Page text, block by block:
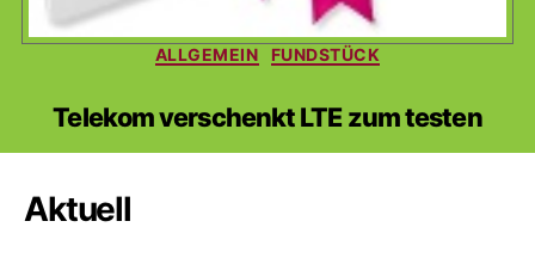
Kategorien
ALLGEMEIN FUNDSTÜCK
Telekom verschenkt LTE zum testen
Aktuell